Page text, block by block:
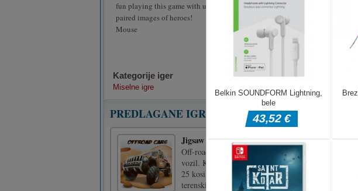
fun playing this game with us – you will be looking for
paired images of heroes!
Mouse
Kategorije iger
Miselne igre
PREDLAGANE IGRE
Jigsaw za terenske avtomobile
Off-road Cars je igra, kjer se lahko igrate z
vozil. Kliknite na sliko in izberite, kako želite igrati
25 kosi, ki jih sestavite skupaj. Na srednji način z
terenski [...]